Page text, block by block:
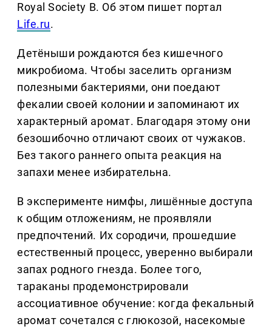
Royal Society B. Об этом пишет портал
Life.ru.
Детёныши рождаются без кишечного
микробиома. Чтобы заселить организм
полезными бактериями, они поедают
фекалии своей колонии и запоминают их
характерный аромат. Благодаря этому они
безошибочно отличают своих от чужаков.
Без такого раннего опыта реакция на
запахи менее избирательна.
В эксперименте нимфы, лишённые доступа
к общим отложениям, не проявляли
предпочтений. Их сородичи, прошедшие
естественный процесс, уверенно выбирали
запах родного гнезда. Более того,
тараканы продемонстрировали
ассоциативное обучение: когда фекальный
аромат сочетался с глюкозой, насекомые